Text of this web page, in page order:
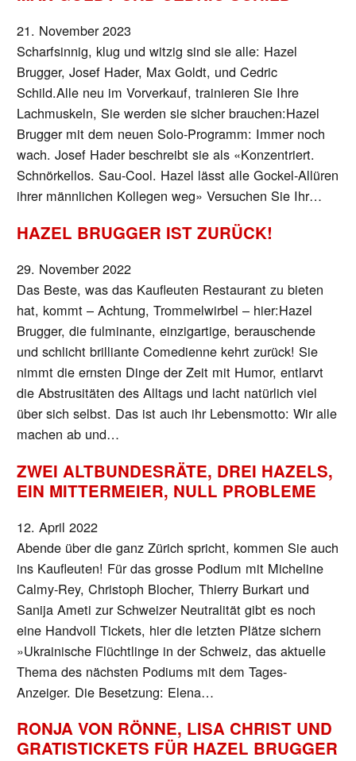
21. November 2023
Scharfsinnig, klug und witzig sind sie alle: Hazel
Brugger, Josef Hader, Max Goldt, und Cedric
Schild.Alle neu im Vorverkauf, trainieren Sie Ihre
Lachmuskeln, Sie werden sie sicher brauchen:Hazel
Brugger mit dem neuen Solo-Programm: Immer noch
wach. Josef Hader beschreibt sie als «Konzentriert.
Schnörkellos. Sau-Cool. Hazel lässt alle Gockel-Allüren
ihrer männlichen Kollegen weg» Versuchen Sie Ihr…
HAZEL BRUGGER IST ZURÜCK!
29. November 2022
Das Beste, was das Kaufleuten Restaurant zu bieten
hat, kommt – Achtung, Trommelwirbel – hier:Hazel
Brugger, die fulminante, einzigartige, berauschende
und schlicht brilliante Comedienne kehrt zurück! Sie
nimmt die ernsten Dinge der Zeit mit Humor, entlarvt
die Abstrusitäten des Alltags und lacht natürlich viel
über sich selbst. Das ist auch ihr Lebensmotto: Wir alle
machen ab und…
ZWEI ALTBUNDESRÄTE, DREI HAZELS,
EIN MITTERMEIER, NULL PROBLEME
12. April 2022
Abende über die ganz Zürich spricht, kommen Sie auch
ins Kaufleuten! Für das grosse Podium mit Micheline
Calmy-Rey, Christoph Blocher, Thierry Burkart und
Sanija Ameti zur Schweizer Neutralität gibt es noch
eine Handvoll Tickets, hier die letzten Plätze sichern
»Ukrainische Flüchtlinge in der Schweiz, das aktuelle
Thema des nächsten Podiums mit dem Tages-
Anzeiger. Die Besetzung: Elena…
RONJA VON RÖNNE, LISA CHRIST UND
GRATISTICKETS FÜR HAZEL BRUGGER